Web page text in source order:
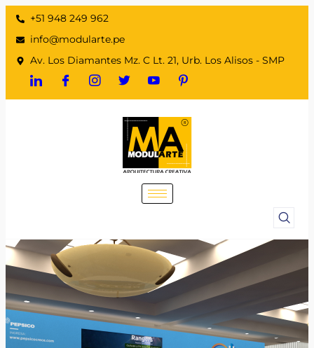
+51 948 249 962
info@modularte.pe
Av. Los Diamantes Mz. C Lt. 21, Urb. Los Alisos - SMP